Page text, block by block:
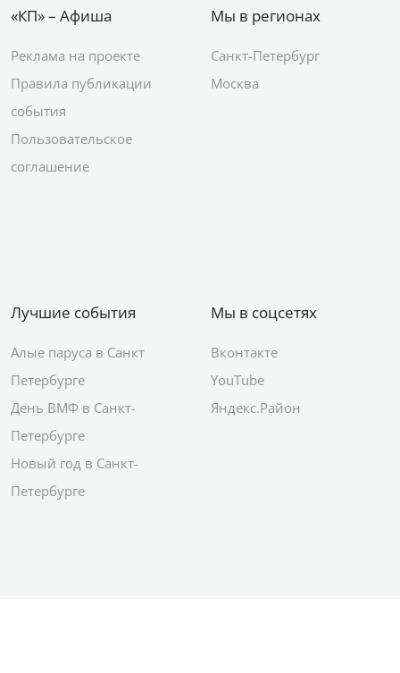
«КП» – Афиша
Реклама на проекте
Правила публикации
события
Пользовательское
соглашение
Мы в регионах
Санкт-Петербург
Москва
Лучшие события
Алые паруса в Санкт
Петербурге
День ВМФ в Санкт-
Петербурге
Новый год в Санкт-
Петербурге
Мы в соцсетях
Вконтакте
YouTube
Яндекс.Район